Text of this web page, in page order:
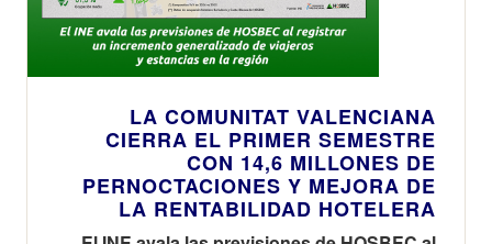
LA COMUNITAT VALENCIANA
CIERRA EL PRIMER SEMESTRE
CON 14,6 MILLONES DE
PERNOCTACIONES Y MEJORA DE
LA RENTABILIDAD HOTELERA